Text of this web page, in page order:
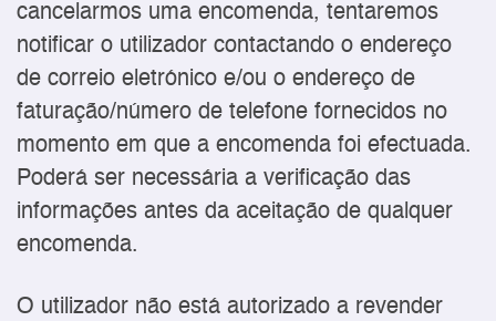
cancelarmos uma encomenda, tentaremos
notificar o utilizador contactando o endereço
de correio eletrónico e/ou o endereço de
faturação/número de telefone fornecidos no
momento em que a encomenda foi efectuada.
Poderá ser necessária a verificação das
informações antes da aceitação de qualquer
encomenda.
O utilizador não está autorizado a revender